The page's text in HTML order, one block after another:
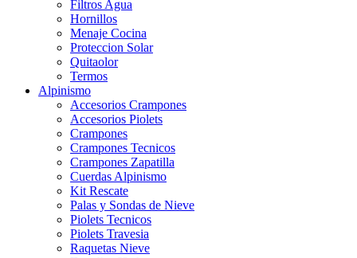
Filtros Agua
Hornillos
Menaje Cocina
Proteccion Solar
Quitaolor
Termos
Alpinismo
Accesorios Crampones
Accesorios Piolets
Crampones
Crampones Tecnicos
Crampones Zapatilla
Cuerdas Alpinismo
Kit Rescate
Palas y Sondas de Nieve
Piolets Tecnicos
Piolets Travesia
Raquetas Nieve